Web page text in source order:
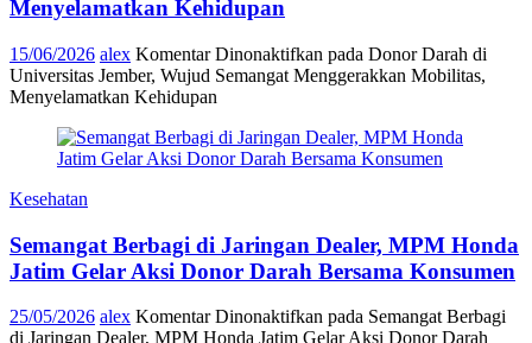
Menyelamatkan Kehidupan
15/06/2026 alex Komentar Dinonaktifkan pada Donor Darah di
Universitas Jember, Wujud Semangat Menggerakkan Mobilitas,
Menyelamatkan Kehidupan
Kesehatan
Semangat Berbagi di Jaringan Dealer, MPM Honda
Jatim Gelar Aksi Donor Darah Bersama Konsumen
25/05/2026 alex Komentar Dinonaktifkan pada Semangat Berbagi
di Jaringan Dealer, MPM Honda Jatim Gelar Aksi Donor Darah